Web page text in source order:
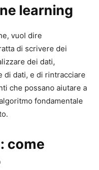
learning
vuol dire
di scrivere dei
dei dati,
di dati, e di rintracciare
che possano aiutare a
fondamentale
come